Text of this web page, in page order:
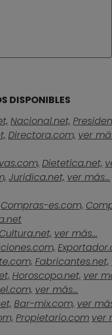
DISPONIBLES
Nacional.net,
Directora.com, ver
Dietetica.net,
Juridica.net, ver más...
Compras-es.com,
Cultura.net, ver más...
Fabricantes.net,
Horoscopo.net, ver
ver más...
Bar-mix.com, ver
Propietario.com ver